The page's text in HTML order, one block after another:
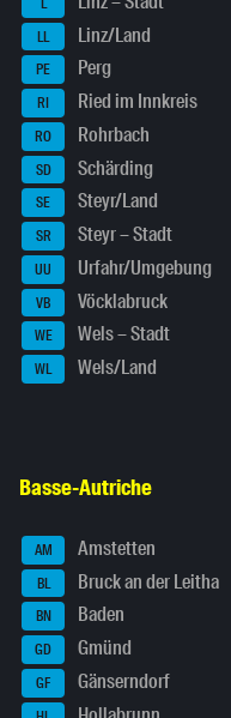
LL Linz/Land
PE Perg
RI Ried im Innkreis
RO Rohrbach
SD Schärding
SE Steyr/Land
SR Steyr – Stadt
UU Urfahr/Umgebung
VB Vöcklabruck
WE Wels – Stadt
WL Wels/Land
Basse-Autriche
AM Amstetten
BL Bruck an der Leitha
BN Baden
GD Gmünd
GF Gänserndorf